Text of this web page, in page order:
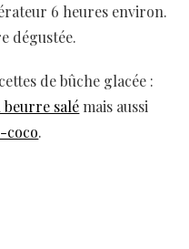
6 heures environ.
dégustée.
de bûche glacée :
beurre salémais aussi
coco.